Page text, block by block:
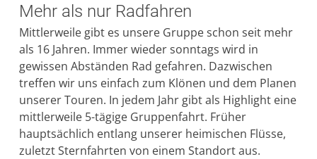
Mehr als nur Radfahren
Mittlerweile gibt es unsere Gruppe schon seit mehr
als 16 Jahren. Immer wieder sonntags wird in
gewissen Abständen Rad gefahren. Dazwischen
treffen wir uns einfach zum Klönen und dem Planen
unserer Touren. In jedem Jahr gibt als Highlight eine
mittlerweile 5-tägige Gruppenfahrt. Früher
hauptsächlich entlang unserer heimischen Flüsse,
zuletzt Sternfahrten von einem Standort aus.